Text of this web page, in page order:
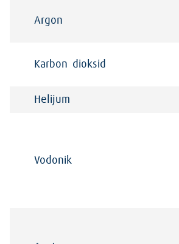
Argon
Karbon dioksid
Helijum
Vodonik